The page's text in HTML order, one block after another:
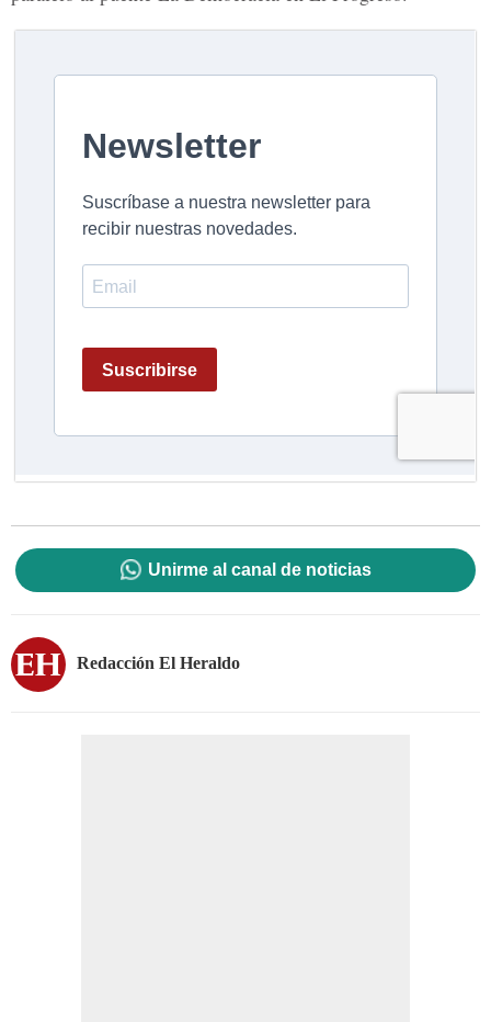
Unirme al canal de noticias
Redacción El Heraldo